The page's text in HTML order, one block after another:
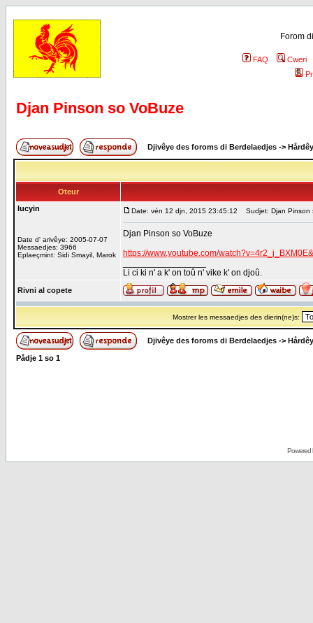
Forom
FAQ
Cweri
Djan Pinson so VoBuze
Djivêye des foroms di Berdelaedjes ->
Oteur
lucyin
Date d' arivêye: 2005-07-07
Messaedjes: 3966
Eplaeçmint: Sidi Smayil, Marok
Date: vén 12 djn, 2015 23:45:12 Sudjet: Djan Pinson
Djan Pinson so VoBuze
https://www.youtube.com/
Li ci ki n' a k' on toû n' vike k' on djoû.
Rivni al copete
Mostrer les messaedjes des dierin(ne)s:
Djivêye des foroms di Berdelaedjes ->
Pådje 1 so 1
Powered